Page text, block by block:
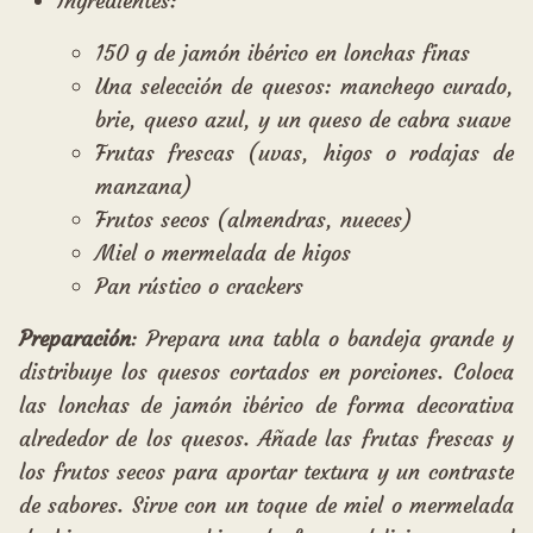
150 g de jamón ibérico en lonchas finas
Una selección de quesos: manchego curado,
brie, queso azul, y un queso de cabra suave
Frutas frescas (uvas, higos o rodajas de
manzana)
Frutos secos (almendras, nueces)
Miel o mermelada de higos
Pan rústico o crackers
Preparación: Prepara una tabla o bandeja grande y
distribuye los quesos cortados en porciones. Coloca
las lonchas de jamón ibérico de forma decorativa
alrededor de los quesos. Añade las frutas frescas y
los frutos secos para aportar textura y un contraste
de sabores. Sirve con un toque de miel o mermelada